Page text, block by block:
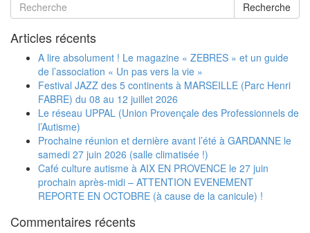
Recherche
Articles récents
A lire absolument ! Le magazine « ZEBRES » et un guide
de l’association « Un pas vers la vie »
Festival JAZZ des 5 continents à MARSEILLE (Parc Henri
FABRE) du 08 au 12 juillet 2026
Le réseau UPPAL (Union Provençale des Professionnels de
l’Autisme)
Prochaine réunion et dernière avant l’été à GARDANNE le
samedi 27 juin 2026 (salle climatisée !)
Café culture autisme à AIX EN PROVENCE le 27 juin
prochain après-midi – ATTENTION EVENEMENT
REPORTE EN OCTOBRE (à cause de la canicule) !
Commentaires récents